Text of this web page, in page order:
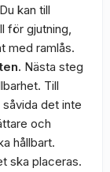
kan till
för gjutning,
med ramlås.
Nästa steg
Till
det inte
och
hållbart.
ska placeras.